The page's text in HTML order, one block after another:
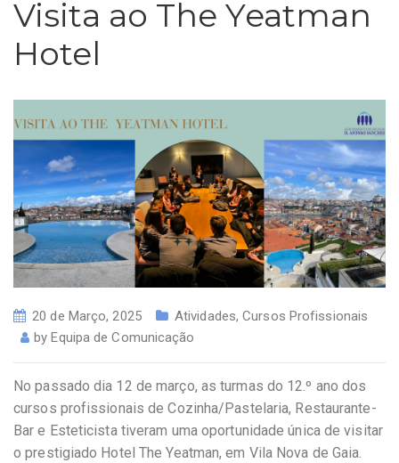
Visita ao The Yeatman
Hotel
20 de Março, 2025 Atividades,Cursos Profissionais
by Equipa de Comunicação
No passado dia 12 de março, as turmas do 12.º ano dos
cursos profissionais de Cozinha/Pastelaria, Restaurante-
Bar e Esteticista tiveram uma oportunidade única de visitar
o prestigiado Hotel The Yeatman, em Vila Nova de Gaia.